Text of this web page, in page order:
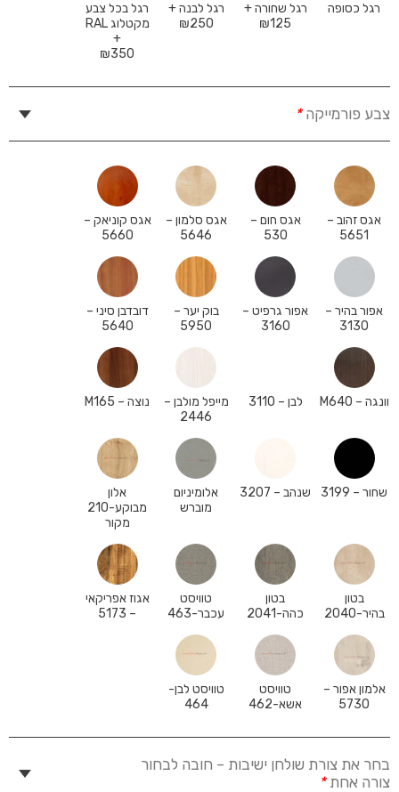
רגל כסופה
רגל שחורה +
₪125
רגל לבנה +
₪250
רגל בכל צבע
מקטלוג RAL
+
₪350
צבע פורמייקה*
אגס זהוב –
5651
אגס חום –
530
אגס סלמון –
5646
אגס קוניאק –
5660
אפור בהיר –
3130
אפור גרפיט –
3160
בוק יער –
5950
דובדבן סיני –
5640
וונגה – M640 לבן – 3110
מייפל מולבן –
2446
נוצה – M165
שחור – 3199 שנהב – 3207
אלומיניום
מוברש
אלון
מבוקע-210
מקור
בטון
בהיר-2040
בטון
כהה-2041
טוויסט
עכבר-463
אגוז אפריקאי
– 5173
אלמון אפור –
5730
טוויסט
אשא-462
טוויסט לבן-
464
בחר את צורת שולחן ישיבות – חובה לבחור
צורה אחת*